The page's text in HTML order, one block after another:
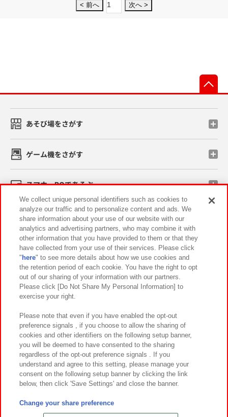
< 前へ 1 次へ >
あそび場をさがす
ゲーム機をさがす
スマホ・PCであそぶ
イベント・キャンペーン
関連会社 サステナビリティ サイトポリシー
プライバシーポリシー ウェブアクセシビリティ方針と検証結果
お取引先さまとともに
カスタマーハラスメント対応方針 よくあるご質問・お問い合わせ
©Bandai Namco Amusement Inc.
©Bandai Namco Amusement Lab Inc.
We collect unique personal identifiers such as cookies to
analyze our traffic and to personalize content and ads. We
share information about your use of our website with our
analytics and advertising partners, who may combine it with
other information that you have provided to them or that they
have collected from your use of their services. Please click
" here" to see more details about how we use cookies and
the retention period of each cookie. You have the right to opt
out of our sharing of your information with our partners.
Please click [Do Not Share My Personal Information] to
exercise your right.
Please note that even if you have enabled the opt-out
preference signals , if you choose to allow the sharing of
cookies and other identifiers on the following setup banner,
you will be deemed to have consented to the sharing
regardless of the opt-out preference signals . If you
understand and agree to this setting, please manage your
consent on the following setup banner by clicking the link
below, then click 'Save Settings' and close the banner.
Change your share preference